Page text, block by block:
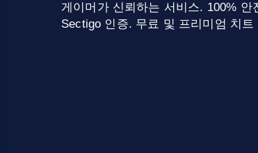
게이머가 신뢰하는 서비스. 100%
Sectigo 인증. 무료 및 프리미엄 치트